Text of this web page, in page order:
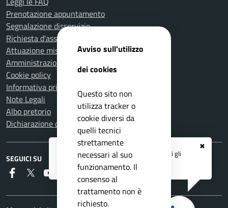
✖
Registrati ai serviziAPP IO
e ricevi tutti gli
aggiornamenti dall'Ente
Prenotazione appuntamento
Segnalazione disservizio
Richiesta d'assistenza
Attuazione misure PNRR
Amministrazione trasparente
Cookie policy
Informativa privacy
Note Legali
Albo pretorio
Dichiarazione di accessibilità
SEGUICI SU
FaceboookTwitter YoutubeRSS
Avviso sull'utilizzo
dei cookies
Questo sito non
utilizza tracker o
cookie diversi da
quelli tecnici
strettamente
necessari al suo
funzionamento. Il
consenso al
trattamento non è
richiesto.